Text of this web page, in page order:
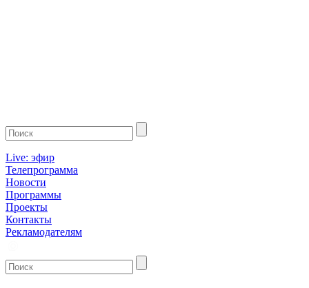
Live: эфир
Телепрограмма
Новости
Программы
Проекты
Контакты
Рекламодателям